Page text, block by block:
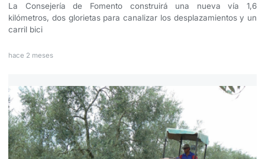
La Consejería de Fomento construirá una nueva vía 1,6
kilómetros, dos glorietas para canalizar los desplazamientos y un
carril bici
hace 2 meses